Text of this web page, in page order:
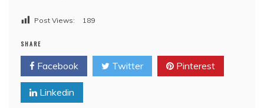
Post Views: 189
SHARE
Facebook Twitter Pinterest
Linkedin